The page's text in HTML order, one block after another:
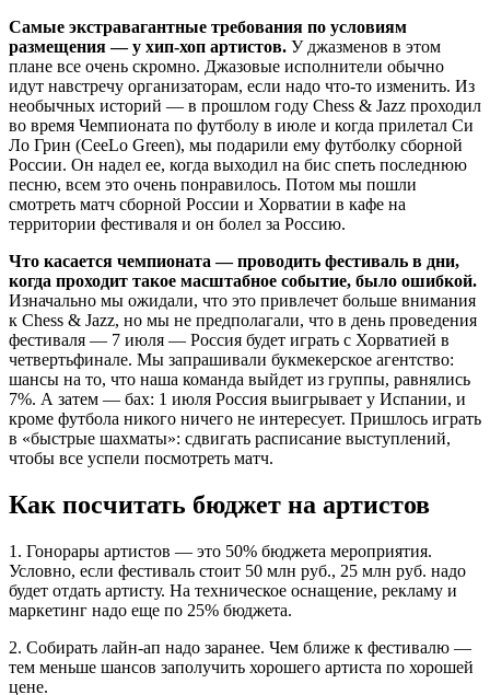
Самые экстравагантные требования по условиям
размещения — у хип-хоп артистов. У джазменов в этом
плане все очень скромно. Джазовые исполнители обычно
идут навстречу организаторам, если надо что-то изменить. Из
необычных историй — в прошлом году Chess & Jazz проходил
во время Чемпионата по футболу в июле и когда прилетал Си
Ло Грин (CeeLo Green), мы подарили ему футболку сборной
России. Он надел ее, когда выходил на бис спеть последнюю
песню, всем это очень понравилось. Потом мы пошли
смотреть матч сборной России и Хорватии в кафе на
территории фестиваля и он болел за Россию.
Что касается чемпионата — проводить фестиваль в дни,
когда проходит такое масштабное событие, было ошибкой.
Изначально мы ожидали, что это привлечет больше внимания
к Chess & Jazz, но мы не предполагали, что в день проведения
фестиваля — 7 июля — Россия будет играть с Хорватией в
четвертьфинале. Мы запрашивали букмекерское агентство:
шансы на то, что наша команда выйдет из группы, равнялись
7%. А затем — бах: 1 июля Россия выигрывает у Испании, и
кроме футбола никого ничего не интересует. Пришлось играть
в «быстрые шахматы»: сдвигать расписание выступлений,
чтобы все успели посмотреть матч.
Как посчитать бюджет на артистов
1. Гонорары артистов — это 50% бюджета мероприятия.
Условно, если фестиваль стоит 50 млн руб., 25 млн руб. надо
будет отдать артисту. На техническое оснащение, рекламу и
маркетинг надо еще по 25% бюджета.
2. Собирать лайн-ап надо заранее. Чем ближе к фестивалю —
тем меньше шансов заполучить хорошего артиста по хорошей
цене.